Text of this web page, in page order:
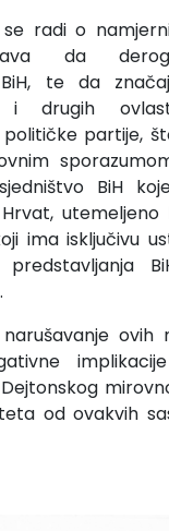
radi o
da
BiH, te da
i drugih
partije,
BiH
ima isključivu
predstavljanja
ovih
od ovakvih